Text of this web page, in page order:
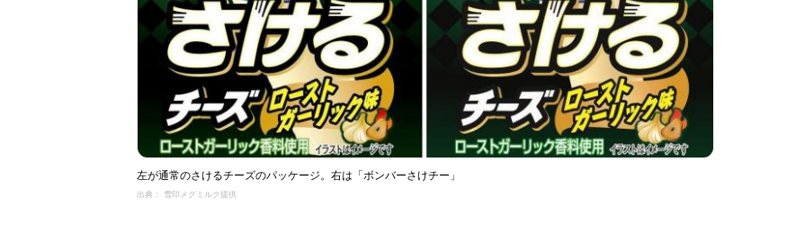
左が通常のさけるチーズのパッケージ。右は「ボンバーさけチー」
出典： 雪印メグミルク提供